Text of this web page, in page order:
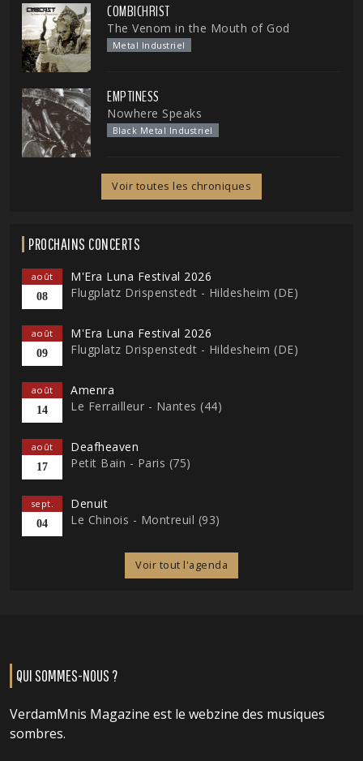
COMBICHRIST
The Venom in the Mouth of God
Metal Industriel
EMPTINESS
Nowhere Speaks
Black Metal Industriel
Voir toutes les chroniques
PROCHAINS CONCERTS
août
08
M'Era Luna Festival 2026
Flugplatz Drispenstedt - Hildesheim (DE)
août
09
M'Era Luna Festival 2026
Flugplatz Drispenstedt - Hildesheim (DE)
août
14
Amenra
Le Ferrailleur - Nantes (44)
août
17
Deafheaven
Petit Bain - Paris (75)
sept.
04
Denuit
Le Chinois - Montreuil (93)
Voir tout l'agenda
QUI SOMMES-NOUS ?
VerdamMnis Magazine est le webzine des musiques
sombres.